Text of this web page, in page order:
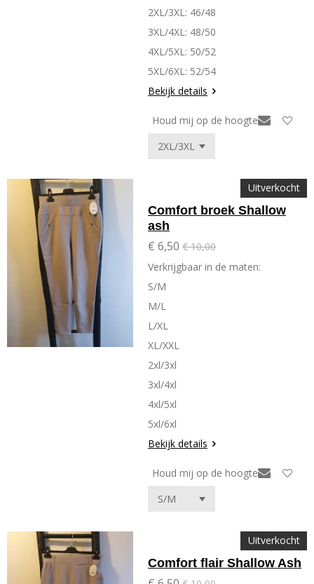
2XL/3XL: 46/48
3XL/4XL: 48/50
4XL/5XL: 50/52
5XL/6XL: 52/54
Bekijk details
Houd mij op de hoogte
Uitverkocht
Comfort broek Shallow
ash
€ 6,50 € 10,00
Verkrijgbaar in de maten:
S/M
M/L
L/XL
XL/XXL
2xl/3xl
3xl/4xl
4xl/5xl
5xl/6xl
Bekijk details
Houd mij op de hoogte
Uitverkocht
Comfort flair Shallow Ash